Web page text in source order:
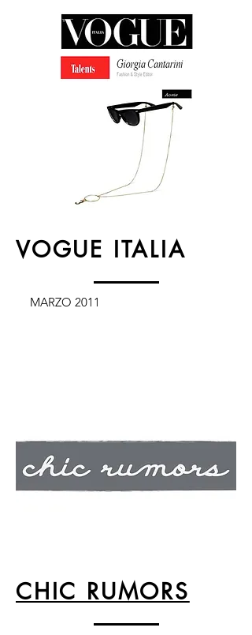
VOGUE ITALIA
MARZO 2011
CHIC RUMORS